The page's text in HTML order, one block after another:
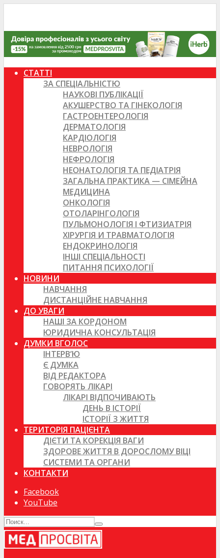
СТАТТІ
ЗА СПЕЦІАЛЬНІСТЮ
НАУКОВІ ПУБЛІКАЦІЇ
АКУШЕРСТВО ТА ГІНЕКОЛОГІЯ
ГАСТРОЕНТЕРОЛОГІЯ
ДЕРМАТОЛОГІЯ
КАРДІОЛОГІЯ
НЕВРОЛОГІЯ
НЕФРОЛОГІЯ
НЕОНАТОЛОГІЯ ТА ПЕДІАТРІЯ
ЗАГАЛЬНА ПРАКТИКА — СІМЕЙНА
МЕДИЦИНА
ОНКОЛОГІЯ
ОТОЛАРІНГОЛОГІЯ
ПУЛЬМОНОЛОГІЯ І ФТИЗИАТРІЯ
ХІРУРГІЯ И ТРАВМАТОЛОГІЯ
ЕНДОКРИНОЛОГІЯ
ІНШІ СПЕЦІАЛЬНОСТІ
ПИТАННЯ ПСИХОЛОГІЇ
НОВИНИ
НАВЧАННЯ
ДИСТАНЦІЙНЕ НАВЧАННЯ
ДО УВАГИ
НАШІ ЗА КОРДОНОМ
ЮРИДИЧНА КОНСУЛЬТАЦІЯ
ДУМКИ ВГОЛОС
ІНТЕРВ’Ю
Є ДУМКА
ВІД РЕДАКТОРА
ГОВОРЯТЬ ЛІКАРІ
ЛІКАРІ ВІДПОЧИВАЮТЬ
ДЕНЬ В ІСТОРІЇ
ІСТОРІЇ З ЖИТТЯ
ТЕРИТОРІЯ ПАЦІЄНТА
ДІЄТИ ТА КОРЕКЦІЯ ВАГИ
ЗДОРОВЕ ЖИТТЯ В ДОРОСЛОМУ ВІЦІ
СИСТЕМИ ТА ОРГАНИ
КОНТАКТИ
Facebook
YouTube